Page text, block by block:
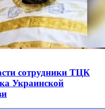
сотрудники ТЦК
Украинской